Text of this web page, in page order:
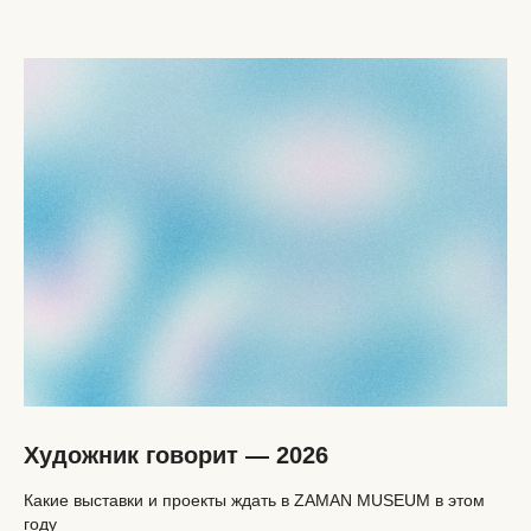
Художник говорит — 2026
Какие выставки и проекты ждать в ZAMAN MUSEUM в этом
году